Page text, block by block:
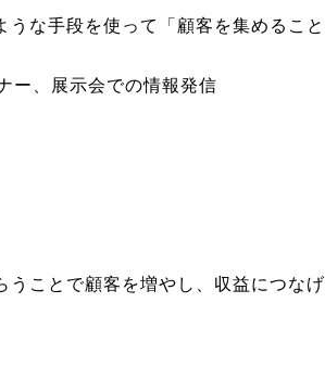
な手段を使って「顧客を集めること
ー、展示会での情報発信
ことで顧客を増やし、収益につな